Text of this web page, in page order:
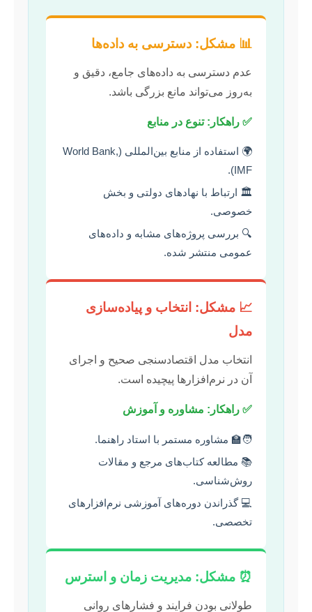
📊 مشکل: دسترسی به داده‌ها
عدم دسترسی به داده‌های جامع، دقیق و
به‌روز می‌تواند مانع بزرگی باشد.
✅ راهکار: تنوع در منابع
🌍 استفاده از منابع بین‌المللی (World Bank,
IMF).
🏛️ ارتباط با نهادهای دولتی و بخش
خصوصی.
🔍 بررسی پروژه‌های مشابه و داده‌های
عمومی منتشر شده.
📈 مشکل: انتخاب و پیاده‌سازی
مدل
انتخاب مدل اقتصادسنجی صحیح و اجرای
آن در نرم‌افزارها پیچیده است.
✅ راهکار: مشاوره و آموزش
🧑‍🏫 مشاوره مستمر با استاد راهنما.
📚 مطالعه کتاب‌های مرجع و مقالات
روش‌شناسی.
💻 گذراندن دوره‌های آموزشی نرم‌افزارهای
تخصصی.
⏰ مشکل: مدیریت زمان و استرس
طولانی بودن فرایند و فشارهای روانی